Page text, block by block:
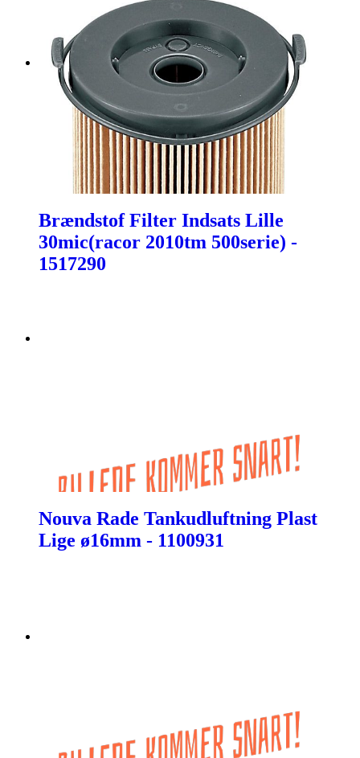
Brændstof Filter Indsats Lille
30mic(racor 2010tm 500serie) -
1517290
Nouva Rade Tankudluftning Plast
Lige ø16mm - 1100931